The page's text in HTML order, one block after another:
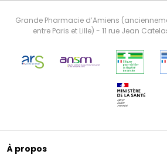
Grande Pharmacie d’Amiens
entre Paris et Lille) - 11 rue Jean
À propos